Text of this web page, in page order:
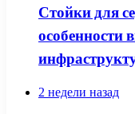
Стойки для
особенности
2 недели назад